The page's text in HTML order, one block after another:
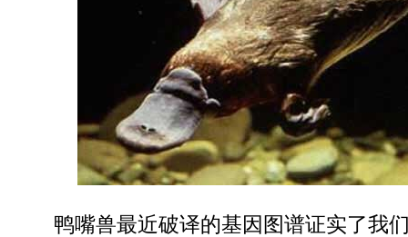
鸭嘴兽最近破译的基因图谱证实了我